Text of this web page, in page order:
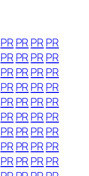
PR PR PR PR
PR PR PR PR
PR PR PR PR
PR PR PR PR
PR PR PR PR
PR PR PR PR
PR PR PR PR
PR PR PR PR
PR PR PR PR